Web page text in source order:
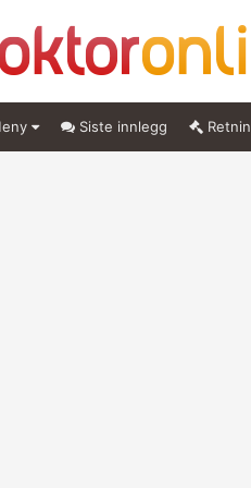
Siste innlegg